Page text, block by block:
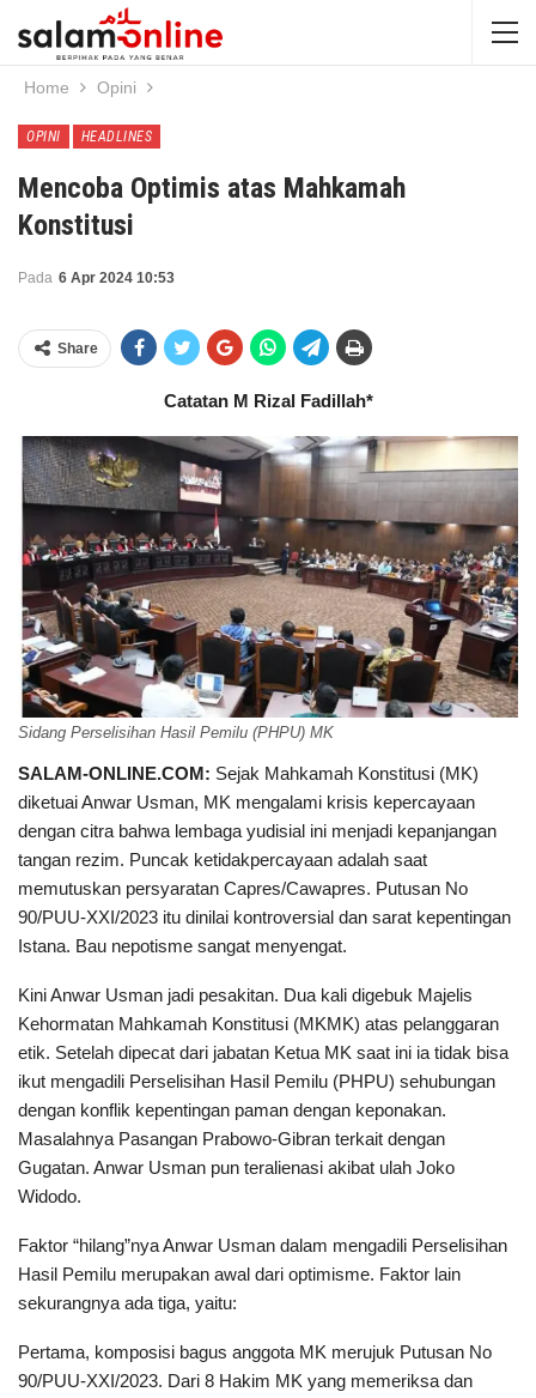
Home Opini
OPINI HEADLINES
Mencoba Optimis atas Mahkamah
Konstitusi
Pada 6 Apr 2024 10:53
Share
Catatan M Rizal Fadillah*
Sidang Perselisihan Hasil Pemilu (PHPU) MK
SALAM-ONLINE.COM: Sejak Mahkamah Konstitusi (MK)
diketuai Anwar Usman, MK mengalami krisis kepercayaan
dengan citra bahwa lembaga yudisial ini menjadi kepanjangan
tangan rezim. Puncak ketidakpercayaan adalah saat
memutuskan persyaratan Capres/Cawapres. Putusan No
90/PUU-XXI/2023 itu dinilai kontroversial dan sarat kepentingan
Istana. Bau nepotisme sangat menyengat.
Kini Anwar Usman jadi pesakitan. Dua kali digebuk Majelis
Kehormatan Mahkamah Konstitusi (MKMK) atas pelanggaran
etik. Setelah dipecat dari jabatan Ketua MK saat ini ia tidak bisa
ikut mengadili Perselisihan Hasil Pemilu (PHPU) sehubungan
dengan konflik kepentingan paman dengan keponakan.
Masalahnya Pasangan Prabowo-Gibran terkait dengan
Gugatan. Anwar Usman pun teralienasi akibat ulah Joko
Widodo.
Faktor “hilang”nya Anwar Usman dalam mengadili Perselisihan
Hasil Pemilu merupakan awal dari optimisme. Faktor lain
sekurangnya ada tiga, yaitu:
Pertama, komposisi bagus anggota MK merujuk Putusan No
90/PUU-XXI/2023. Dari 8 Hakim MK yang memeriksa dan